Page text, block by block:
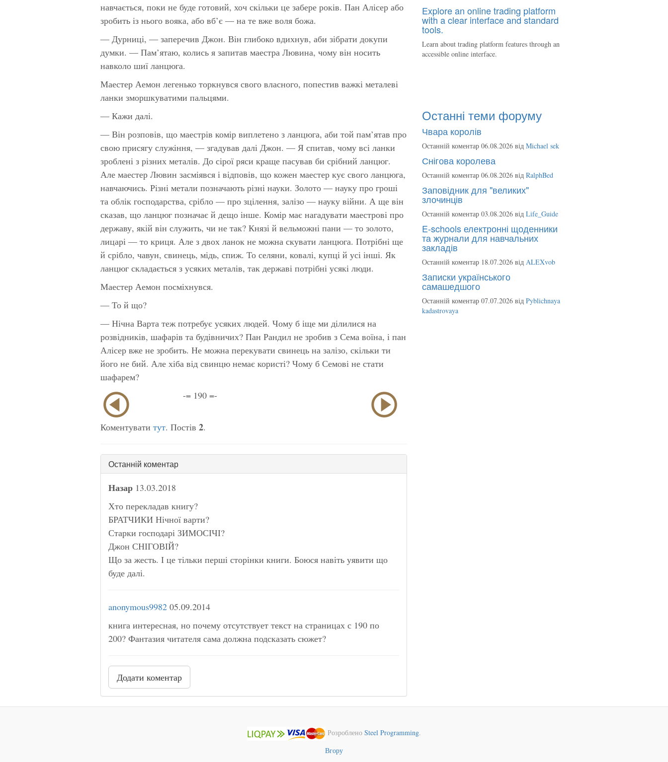
навчається, поки не буде готовий, хоч скільки це забере років. Пан Алісер або
зробить із нього вояка, або вб’є — на те вже воля божа.
— Дурниці, — заперечив Джон. Він глибоко вдихнув, аби зібрати докупи
думки. — Пам’ятаю, колись я запитав маестра Лювина, чому він носить
навколо шиї ланцюга.
Маестер Аемон легенько торкнувся свого власного, попестив важкі металеві
ланки зморшкуватими пальцями.
— Кажи далі.
— Він розповів, що маестрів комір виплетено з ланцюга, аби той пам’ятав про
свою присягу служіння, — згадував далі Джон. — Я спитав, чому всі ланки
зроблені з різних металів. До сірої ряси краще пасував би срібний ланцюг.
Але маестер Лювин засміявся і відповів, що кожен маестер кує свого ланцюга,
навчаючись. Різні метали позначають різні науки. Золото — науку про гроші
та облік господарства, срібло — про зцілення, залізо — науку війни. А ще він
сказав, що ланцюг позначає й дещо інше. Комір має нагадувати маестрові про
державу, якій він служить, чи не так? Князі й вельможні пани — то золото,
лицарі — то криця. Але з двох ланок не можна скувати ланцюга. Потрібні ще
й срібло, чавун, свинець, мідь, спиж. То селяни, ковалі, купці й усі інші. Як
ланцюг складається з усяких металів, так державі потрібні усякі люди.
Маестер Аемон посміхнувся.
— То й що?
— Нічна Варта теж потребує усяких людей. Чому б іще ми ділилися на
розвідників, шафарів та будівничих? Пан Рандил не зробив з Сема воїна, і пан
Алісер вже не зробить. Не можна перекувати свинець на залізо, скільки ти
його не бий. Але хіба від свинцю немає користі? Чому б Семові не стати
шафарем?
-= 190 =-
Коментувати тут. Постів 2.
Останній коментар
Назар 13.03.2018
Хто перекладав книгу?
БРАТЧИКИ Нічної варти?
Старки господарі ЗИМОСІЧІ?
Джон СНІГОВІЙ?
Що за жесть. І це тільки перші сторінки книги. Боюся навіть уявити що
буде далі.
anonymous9982 05.09.2014
книга интересная, но почему отсутствует текст на страницах с 190 по
200? Фантазия читателя сама должна подсказать сюжет?
Додати коментар
Explore an online trading platform
with a clear interface and standard
tools.
Learn about trading platform features through an
accessible online interface.
Останні теми форуму
Чвара королів
Останній коментар 06.08.2026 від Michael sek
Снігова королева
Останній коментар 06.08.2026 від RalphBed
Заповідник для "великих"
злочинців
Останній коментар 03.08.2026 від Life_Guide
E-schools електронні щоденники
та журнали для навчальних
закладів
Останній коментар 18.07.2026 від ALEXvob
Записки українського
самашедшого
Останній коментар 07.07.2026 від Pyblichnaya
kadastrovaya
Розроблено Steel Programming.
Вгору